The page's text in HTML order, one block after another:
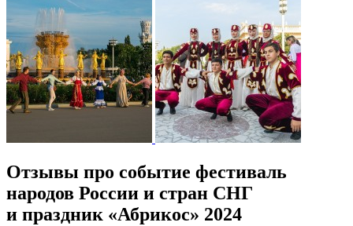
Отзывы про событие фестиваль
народов России и стран СНГ
и праздник «Абрикос» 2024